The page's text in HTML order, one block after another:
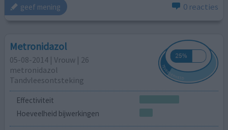
geef mening 0 reacties
Metronidazol
05-08-2014 | Vrouw | 26
metronidazol
Tandvleesontsteking
Effectiviteit
Hoeveelheid bijwerkingen